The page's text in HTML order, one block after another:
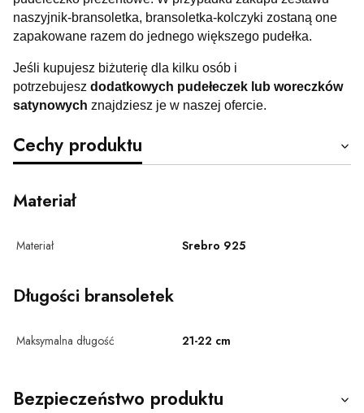
naszyjnik-bransoletka, bransoletka-kolczyki zostaną one
zapakowane razem do jednego większego pudełka.
Jeśli kupujesz biżuterię dla kilku osób i
potrzebujesz dodatkowych pudełeczek lub woreczków
satynowych znajdziesz je w naszej ofercie.
Cechy produktu
Materiał
Materiał Srebro 925
Długości bransoletek
Maksymalna długość 21-22 cm
Bezpieczeństwo produktu